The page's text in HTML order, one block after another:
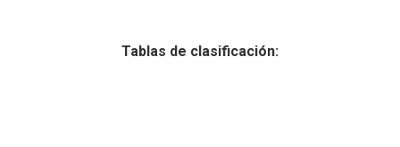
Tablas de clasificación: